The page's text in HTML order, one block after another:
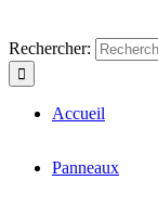
Rechercher:
Accueil
Panneaux